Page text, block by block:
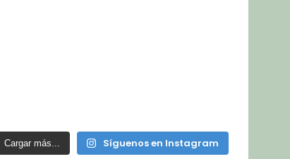
Cargar más... Síguenos en Instagram